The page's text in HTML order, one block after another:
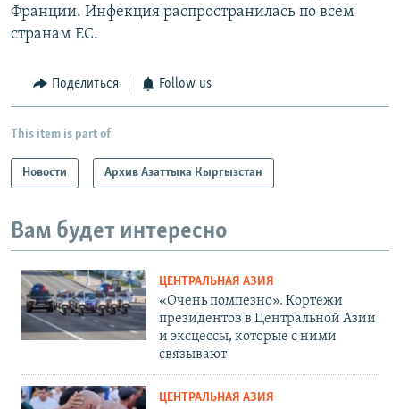
Франции. Инфекция распространилась по всем
странам ЕС.
Поделиться Follow us
This item is part of
Новости Архив Азаттыка Кыргызстан
Вам будет интересно
ЦЕНТРАЛЬНАЯ АЗИЯ
«Очень помпезно». Кортежи
президентов в Центральной Азии
и эксцессы, которые с ними
связывают
ЦЕНТРАЛЬНАЯ АЗИЯ